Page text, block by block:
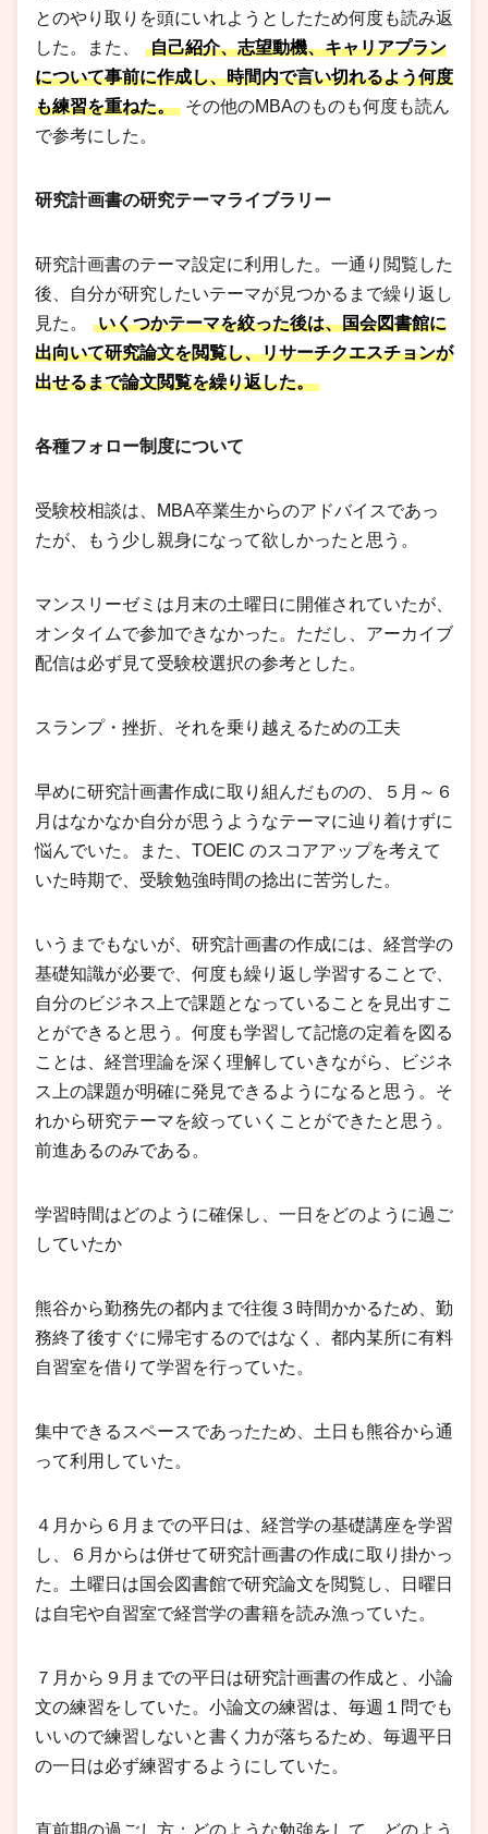
とのやり取りを頭にいれようとしたため何度も読み返
した。また、
自己紹介、志望動機、キャリアプラン
について事前に作成し、時間内で言い切れるよう何度
も練習を重ねた。
その他のMBAのものも何度も読ん
で参考にした。
研究計画書の研究テーマライブラリー
研究計画書のテーマ設定に利用した。一通り閲覧した
後、自分が研究したいテーマが見つかるまで繰り返し
見た。
いくつかテーマを絞った後は、国会図書館に
出向いて研究論文を閲覧し、リサーチクエスチョンが
出せるまで論文閲覧を繰り返した。
各種フォロー制度について
受験校相談は、MBA卒業生からのアドバイスであっ
たが、もう少し親身になって欲しかったと思う。
マンスリーゼミは月末の土曜日に開催されていたが、
オンタイムで参加できなかった。ただし、アーカイブ
配信は必ず見て受験校選択の参考とした。
スランプ・挫折、それを乗り越えるための工夫
早めに研究計画書作成に取り組んだものの、５月～６
月はなかなか自分が思うようなテーマに辿り着けずに
悩んでいた。また、TOEIC のスコアアップを考えて
いた時期で、受験勉強時間の捻出に苦労した。
いうまでもないが、研究計画書の作成には、経営学の
基礎知識が必要で、何度も繰り返し学習することで、
自分のビジネス上で課題となっていることを見出すこ
とができると思う。何度も学習して記憶の定着を図る
ことは、経営理論を深く理解していきながら、ビジネ
ス上の課題が明確に発見できるようになると思う。そ
れから研究テーマを絞っていくことができたと思う。
前進あるのみである。
学習時間はどのように確保し、一日をどのように過ご
していたか
熊谷から勤務先の都内まで往復３時間かかるため、勤
務終了後すぐに帰宅するのではなく、都内某所に有料
自習室を借りて学習を行っていた。
集中できるスペースであったため、土日も熊谷から通
って利用していた。
４月から６月までの平日は、経営学の基礎講座を学習
し、６月からは併せて研究計画書の作成に取り掛かっ
た。土曜日は国会図書館で研究論文を閲覧し、日曜日
は自宅や自習室で経営学の書籍を読み漁っていた。
７月から９月までの平日は研究計画書の作成と、小論
文の練習をしていた。小論文の練習は、毎週１問でも
いいので練習しないと書く力が落ちるため、毎週平日
の一日は必ず練習するようにしていた。